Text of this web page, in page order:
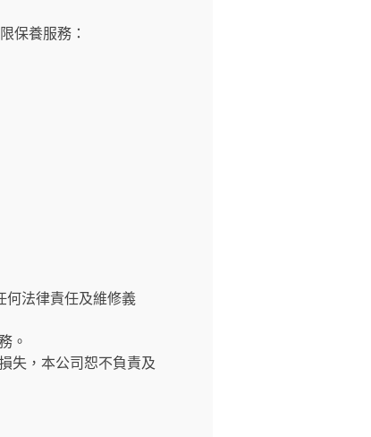
保養服務：
何法律責任及維修義
。
失，本公司恕不負責及